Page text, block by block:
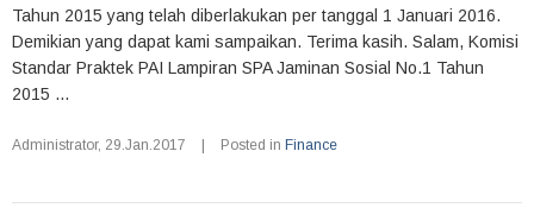
Tahun 2015 yang telah diberlakukan per tanggal 1 Januari 2016.
Demikian yang dapat kami sampaikan. Terima kasih. Salam, Komisi
Standar Praktek PAI Lampiran SPA Jaminan Sosial No.1 Tahun
2015 ...
Administrator, 29.Jan.2017 Posted in Finance